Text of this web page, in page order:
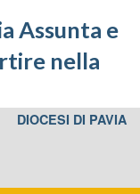
Assunta e
nella
DIOCESI DI PAVIA